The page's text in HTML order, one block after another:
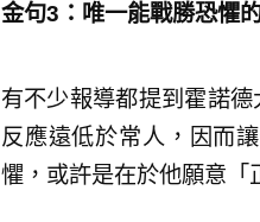
金句3： 唯一能戰勝恐懼
有不少報導都提到霍諾
反應遠低於常人，因而
懼，或許是在於他願意「